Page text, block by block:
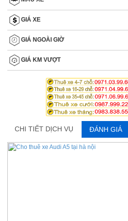
GIÁ XE
GIÁ NGOÀI GIỜ
GIÁ KM VƯỢT
CHI TIẾT DỊCH VỤ ĐÁNH GIÁ